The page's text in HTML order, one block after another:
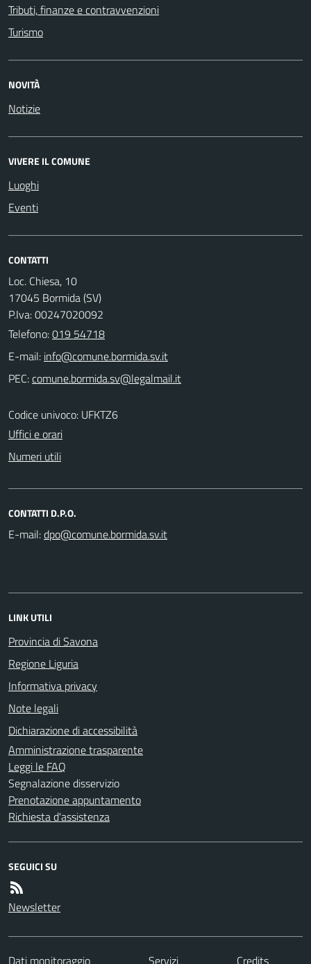
Tributi, finanze e contravvenzioni
Turismo
NOVITÀ
Notizie
VIVERE IL COMUNE
Luoghi
Eventi
CONTATTI
Loc. Chiesa, 10
17045 Bormida (SV)
P.Iva: 00247020092
Telefono:019 54718
E-mail:
PEC:
Codice univoco: UFKTZ6
Uffici e orari
Numeri utili
CONTATTI D.P.O.
E-mail:
LINK UTILI
Provincia di Savona
Regione Liguria
Informativa privacy
Note legali
Dichiarazione di accessibilità
Amministrazione trasparente
Leggi le FAQ
Segnalazione disservizio
Prenotazione appuntamento
Richiesta d'assistenza
SEGUICI SU
Newsletter
Dati monitoraggio Servizi Credits